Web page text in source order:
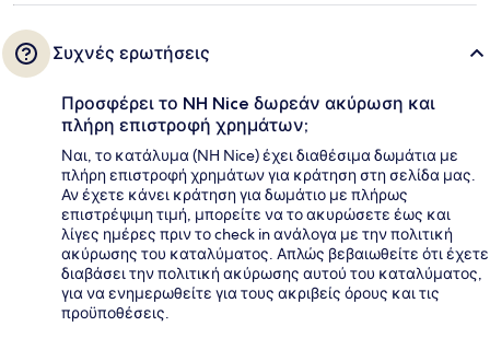
Συχνές ερωτήσεις
Προσφέρει το NH Nice δωρεάν ακύρωση και
πλήρη επιστροφή χρημάτων;
Ναι, το κατάλυμα (NH Nice) έχει διαθέσιμα δωμάτια με
πλήρη επιστροφή χρημάτων για κράτηση στη σελίδα μας.
Αν έχετε κάνει κράτηση για δωμάτιο με πλήρως
επιστρέψιμη τιμή, μπορείτε να το ακυρώσετε έως και
λίγες ημέρες πριν το check in ανάλογα με την πολιτική
ακύρωσης του καταλύματος. Απλώς βεβαιωθείτε ότι έχετε
διαβάσει την πολιτική ακύρωσης αυτού του καταλύματος,
για να ενημερωθείτε για τους ακριβείς όρους και τις
προϋποθέσεις.